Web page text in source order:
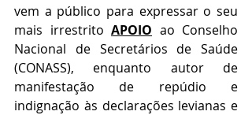
vem a público para expressar o seu
mais irrestrito APOIO ao Conselho
Nacional de Secretários de Saúde
(CONASS), enquanto autor de
manifestação de repúdio e
indignação às declarações levianas e